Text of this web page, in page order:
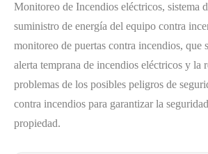
Monitoreo de Incendios eléctricos, sistema
suministro de energía del equipo contra
monitoreo de puertas contra incendios, que
alerta temprana de incendios eléctricos y la
problemas de los posibles peligros de
contra incendios para garantizar la
propiedad.